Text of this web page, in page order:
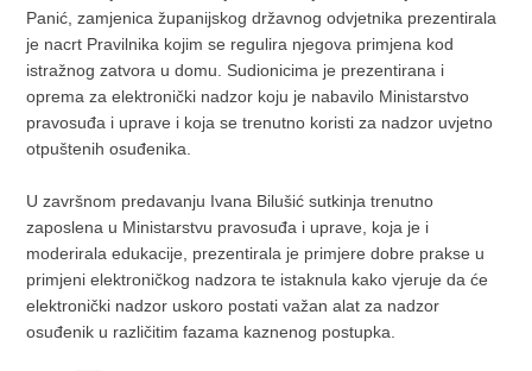
Panić, zamjenica županijskog državnog odvjetnika prezentirala
je nacrt Pravilnika kojim se regulira njegova primjena kod
istražnog zatvora u domu. Sudionicima je prezentirana i
oprema za elektronički nadzor koju je nabavilo Ministarstvo
pravosuđa i uprave i koja se trenutno koristi za nadzor uvjetno
otpuštenih osuđenika.
U završnom predavanju Ivana Bilušić sutkinja trenutno
zaposlena u Ministarstvu pravosuđa i uprave, koja je i
moderirala edukacije, prezentirala je primjere dobre prakse u
primjeni elektroničkog nadzora te istaknula kako vjeruje da će
elektronički nadzor uskoro postati važan alat za nadzor
osuđenik u različitim fazama kaznenog postupka.